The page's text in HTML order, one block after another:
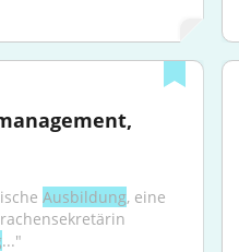
Ausbildung
..."